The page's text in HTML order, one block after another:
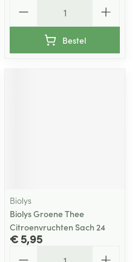
Bestel
Biolys
Biolys Groene Thee
Citroenvruchten Sach 24
€ 5,95